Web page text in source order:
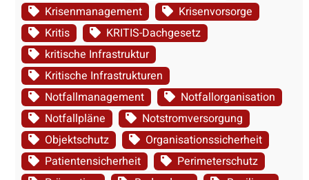
Krisenmanagement
Krisenvorsorge
Kritis
KRITIS-Dachgesetz
kritische Infrastruktur
Kritische Infrastrukturen
Notfallmanagement
Notfallorganisation
Notfallpläne
Notstromversorgung
Objektschutz
Organisationssicherheit
Patientensicherheit
Perimeterschutz